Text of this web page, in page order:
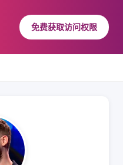
免费获取访问权限